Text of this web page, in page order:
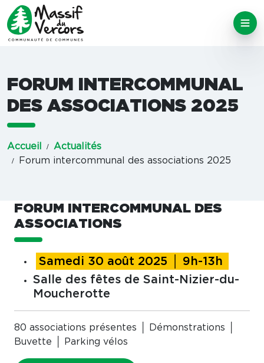
FORUM INTERCOMMUNAL
DES ASSOCIATIONS 2025
Accueil
Actualités
Forum intercommunal des associations 2025
FORUM INTERCOMMUNAL DES
ASSOCIATIONS
Samedi 30 août 2025 │ 9h-13h
Salle des fêtes de Saint-Nizier-du-
Moucherotte
80 associations présentes │ Démonstrations │
Buvette │ Parking vélos